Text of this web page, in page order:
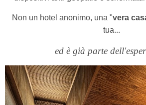
Non un hotel anonimo, una "vera
tua...
ed è già parte